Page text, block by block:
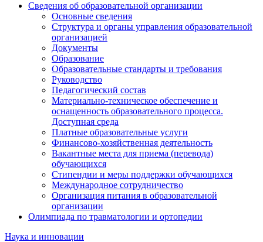
Сведения об образовательной организации
Основные сведения
Структура и органы управления образовательной
организацией
Документы
Образование
Образовательные стандарты и требования
Руководство
Педагогический состав
Материально-техническое обеспечение и
оснащенность образовательного процесса.
Доступная среда
Платные образовательные услуги
Финансово-хозяйственная деятельность
Вакантные места для приема (перевода)
обучающихся
Стипендии и меры поддержки обучающихся
Международное сотрудничество
Организация питания в образовательной
организации
Олимпиада по травматологии и ортопедии
Наука и инновации